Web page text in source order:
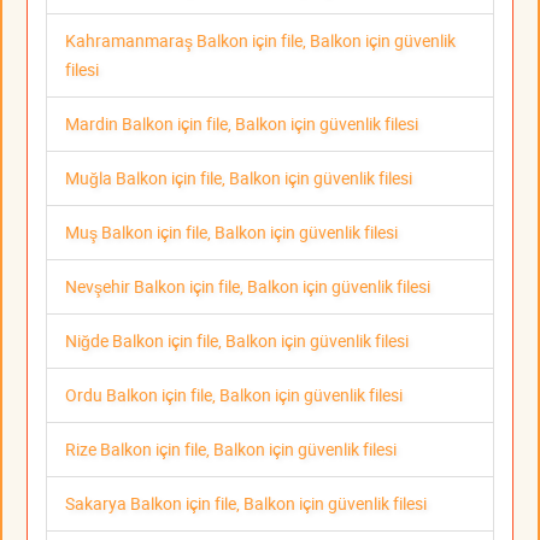
Kahramanmaraş Balkon için file, Balkon için güvenlik
filesi
Mardin Balkon için file, Balkon için güvenlik filesi
Muğla Balkon için file, Balkon için güvenlik filesi
Muş Balkon için file, Balkon için güvenlik filesi
Nevşehir Balkon için file, Balkon için güvenlik filesi
Niğde Balkon için file, Balkon için güvenlik filesi
Ordu Balkon için file, Balkon için güvenlik filesi
Rize Balkon için file, Balkon için güvenlik filesi
Sakarya Balkon için file, Balkon için güvenlik filesi